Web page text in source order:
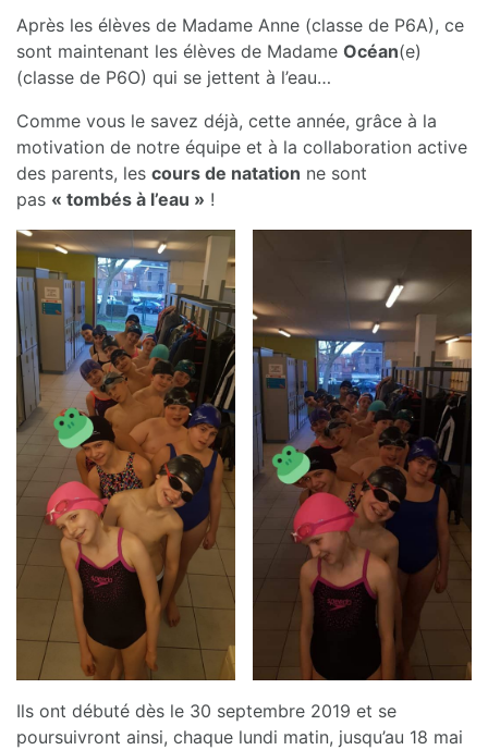
Après les élèves de Madame Anne (classe de P6A), ce
sont maintenant les élèves de Madame Océan(e)
(classe de P6O) qui se jettent à l’eau…
Comme vous le savez déjà, cette année, grâce à la
motivation de notre équipe et à la collaboration active
des parents, les cours de natation ne sont
pas « tombés à l’eau » !
Ils ont débuté dès le 30 septembre 2019 et se
poursuivront ainsi, chaque lundi matin, jusqu’au 18 mai